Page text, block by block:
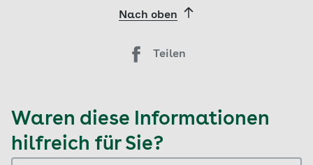
Nach oben
Teilen
Waren diese Informationen
hilfreich für Sie?